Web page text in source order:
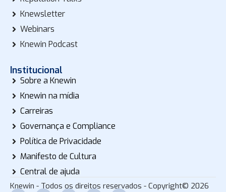
Knewsletter
Webinars
Knewin Podcast
Institucional
Sobre a Knewin
Knewin na mídia
Carreiras
Governança e Compliance
Política de Privacidade
Manifesto de Cultura
Central de ajuda
Knewin - Todos os direitos reservados - Copyright© 2026